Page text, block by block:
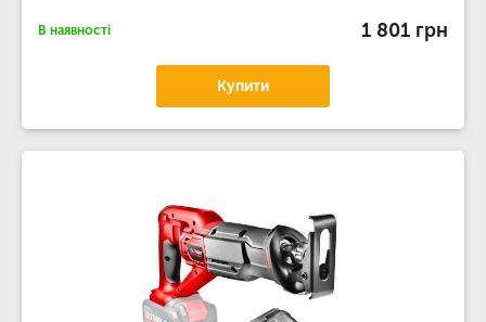
В наявності 1 801 грн
Купити